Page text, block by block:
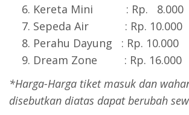
Kereta Mini : Rp. 8.000
Sepeda Air : Rp. 10.000
Perahu Dayung : Rp. 10.000
Dream Zone : Rp. 16.000
*Harga-Harga tiket masuk dan
disebutkan diatas dapat berubah